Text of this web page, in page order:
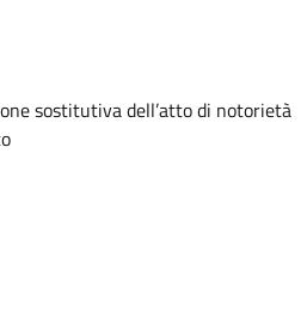
sostitutiva dell’atto di notorietà